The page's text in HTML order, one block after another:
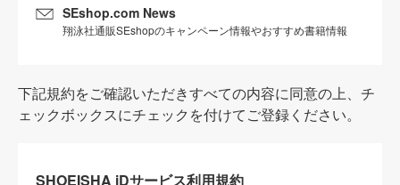
SEshop.com News
翔泳社通販SEshopのキャンペーン情報やおすすめ書籍情報
下記規約をご確認いただきすべての内容に同意の上、チ
ェックボックスにチェックを付けてご登録ください。
SHOEISHA iDサービス利用規約